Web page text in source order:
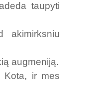
taupyti
akimirksniu
augmeniją.
Kota, ir mes